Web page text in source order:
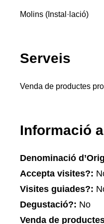
Molins (Instal·lació)
Serveis
Venda de productes
Informació
Denominació
Accepta visites?:
Visites guiades?:
Degustació?: No
Venda de